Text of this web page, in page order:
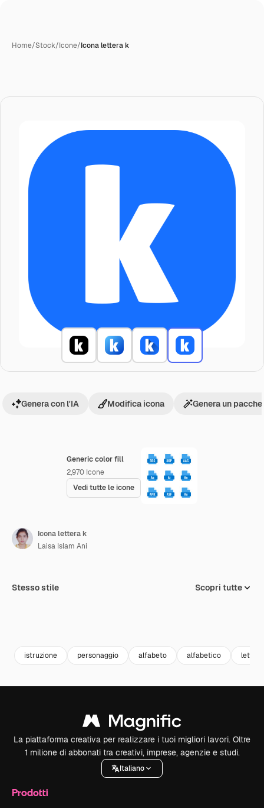
Home/Stock/Icone/Icona lettera k
Generic color fill
2,970 Icone
Vedi tutte le icone
Genera con l'IA Modifica icona Genera un
Icona lettera k
Laisa Islam Ani
Stesso stile Scopri tutte
istruzione personaggio alfabeto alfabetico
La piattaforma creativa per realizzare i tuoi migliori lavori. Oltre
1 milione di abbonati tra creativi, imprese, agenzie e studi.
Italiano
Prodotti